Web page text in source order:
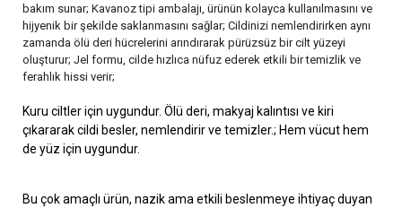
bakım sunar; Kavanoz tipi ambalajı, ürünün kolayca kullanılmasını ve
hijyenik bir şekilde saklanmasını sağlar; Cildinizi nemlendirirken aynı
zamanda ölü deri hücrelerini arındırarak pürüzsüz bir cilt yüzeyi
oluşturur; Jel formu, cilde hızlıca nüfuz ederek etkili bir temizlik ve
ferahlık hissi verir;
Kuru ciltler için uygundur. Ölü deri, makyaj kalıntısı ve kiri
çıkararak cildi besler, nemlendirir ve temizler.; Hem vücut hem
de yüz için uygundur.
Bu çok amaçlı ürün, nazik ama etkili beslenmeye ihtiyaç duyan